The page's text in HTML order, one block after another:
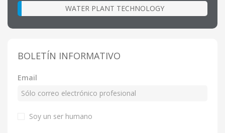
WATER PLANT TECHNOLOGY
BOLETÍN INFORMATIVO
Email
Soy un ser humano